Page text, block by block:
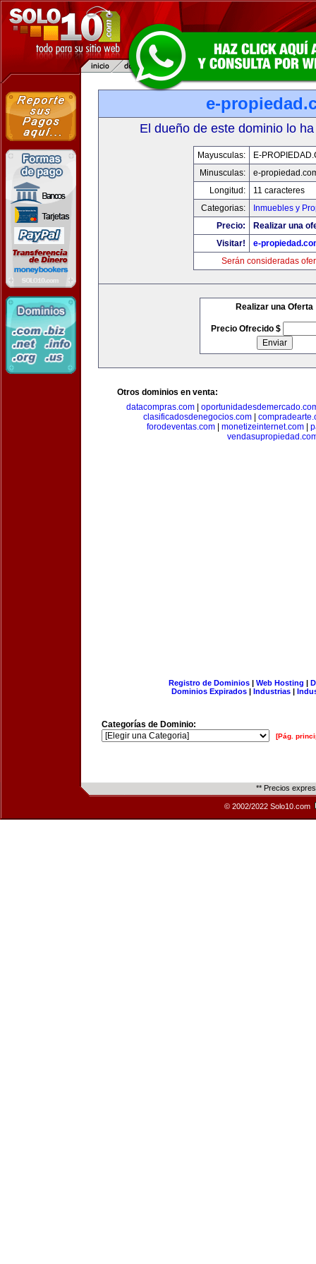
e-
El dueño de este dominio lo
Mayusculas:
E-
Minusculas:
e-
Longitud:
11 caracteres
Categorias:
Inmuebles y
Precio:
Realizar una
Visitar!
e-
Serán consideradas
Realizar una Oferta
Precio Ofrecido $
Otros dominios en venta:
datacompras.com
clasificadosdenegocios.com|
forodeventas.com| monetizeinternet.com|
Registro de Dominios| Web Hosting |
Dominios Expirados | Industrias |
Categorías de Dominio:
[Pág.
** Precios
© 2002/2022 Solo10.com